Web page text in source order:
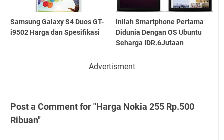
Samsung Galaxy S4 Duos GT-
i9502 Harga dan Spesifikasi
Inilah Smartphone Pertama
Didunia Dengan OS Ubuntu
Seharga IDR.6Jutaan
Advertisment
Post a Comment for "Harga Nokia 255 Rp.500
Ribuan"